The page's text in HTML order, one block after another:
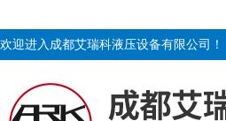
欢迎进入成都艾瑞科液压设备有限公司！